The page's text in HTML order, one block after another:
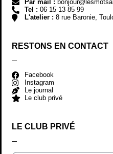
Par mail :
Tel : 06 15 13 85 99
L'atelier : 8 rue Baronie,
RESTONS EN CONTACT
Facebook
Instagram
Le journal
Le club privé
LE CLUB PRIVÉ